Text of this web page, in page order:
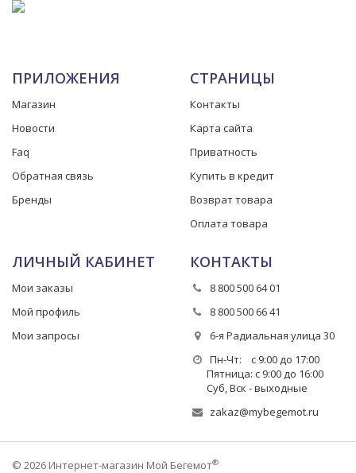
ПРИЛОЖЕНИЯ
Магазин
Новости
Faq
Обратная связь
Бренды
СТРАНИЦЫ
Контакты
Карта сайта
Приватность
Купить в кредит
Возврат товара
Оплата товара
ЛИЧНЫЙ КАБИНЕТ
Мои заказы
Мой профиль
Мои запросы
КОНТАКТЫ
8 800 500 64 01
8 800 500 66 41
6-я Радиальная улица 30
Пн-Чт: с 9:00 до 17:00
Пятница: с 9:00 до 16:00
Суб, Вск - выходные
zakaz@mybegemot.ru
© 2026 Интернет-магазин Мой Бегемот®